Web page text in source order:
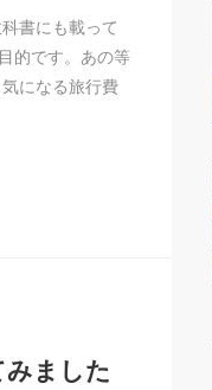
書にも載って
的です。あの等
になる旅行費
みました